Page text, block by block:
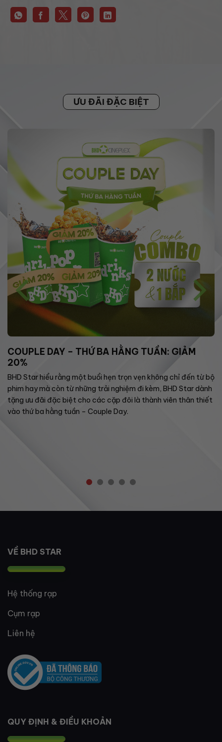
ƯU ĐÃI ĐẶC BIỆT
COUPLE DAY – THỨ BA HẰNG TUẦN: GIẢM
20%
BHD Star hiểu rằng một buổi hẹn trọn vẹn không chỉ đến từ bộ
phim hay mà còn từ những trải nghiệm đi kèm, BHD Star dành
tặng ưu đãi đặc biệt cho các cặp đôi là thành viên thân thiết
vào thứ ba hằng tuần – Couple Day.
VỀ BHD STAR
Hệ thống rạp
Cụm rạp
Liên hệ
QUY ĐỊNH & ĐIỀU KHOẢN